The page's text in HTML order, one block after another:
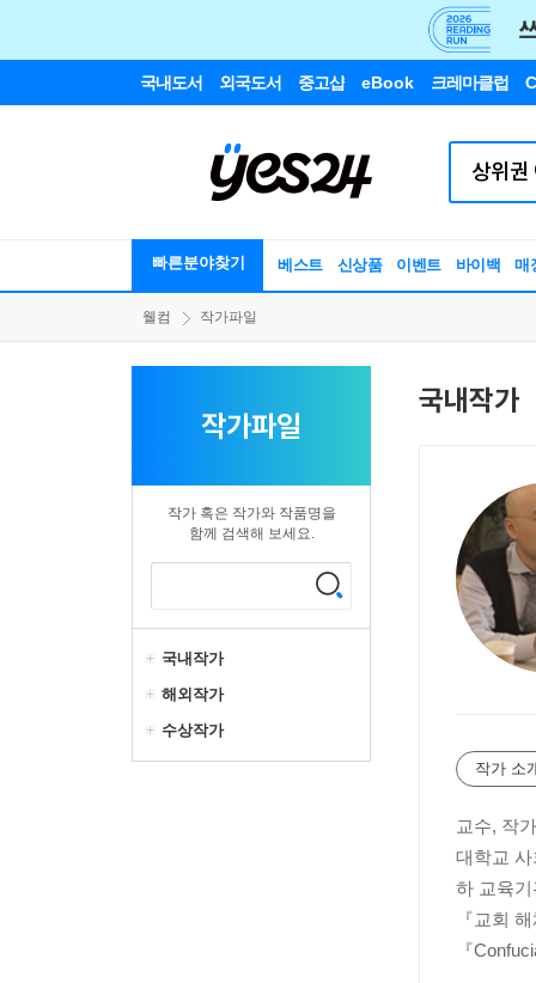
국내도서 외국도서 중고샵 eBook 크레마클럽
빠른분야찾기 베스트 신상품 이벤트 바이백 매
웰컴 작가파일
작가파일
작가 혹은 작가와 작품명을
함께 검색해 보세요.
국내작가
해외작가
수상작가
국내작가
작가 소
교수, 작
대학교 사
하 교육
『교회
『